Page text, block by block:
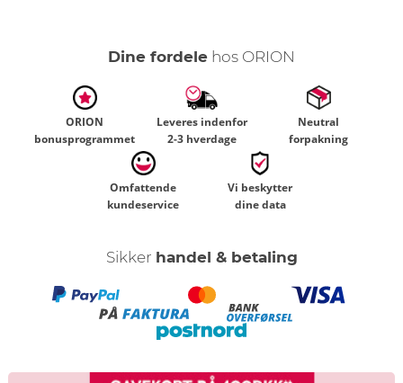
Dine fordele hos ORION
ORION
bonusprogrammet
Leveres indenfor
2-3 hverdage
Neutral
forpakning
Omfattende
kundeservice
Vi beskytter
dine data
Sikker handel & betaling